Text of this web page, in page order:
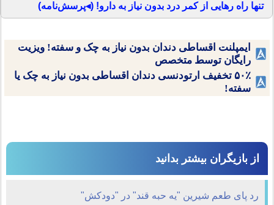
تنها راه رهایی از کمر درد بدون نیاز به دارو! (◂پرسش‌نامه)
ایمپلنت اقساطی دندان بدون نیاز به چک و سفته! ویزیت
رایگان توسط متخصص
۵۰٪ تخفیف ارتودنسی دندان اقساطی بدون نیاز به چک یا
سفته!
از بازیگران بیشتر بدانید
رد پای طعم شیرین "یه حبه قند" در "دودکش"